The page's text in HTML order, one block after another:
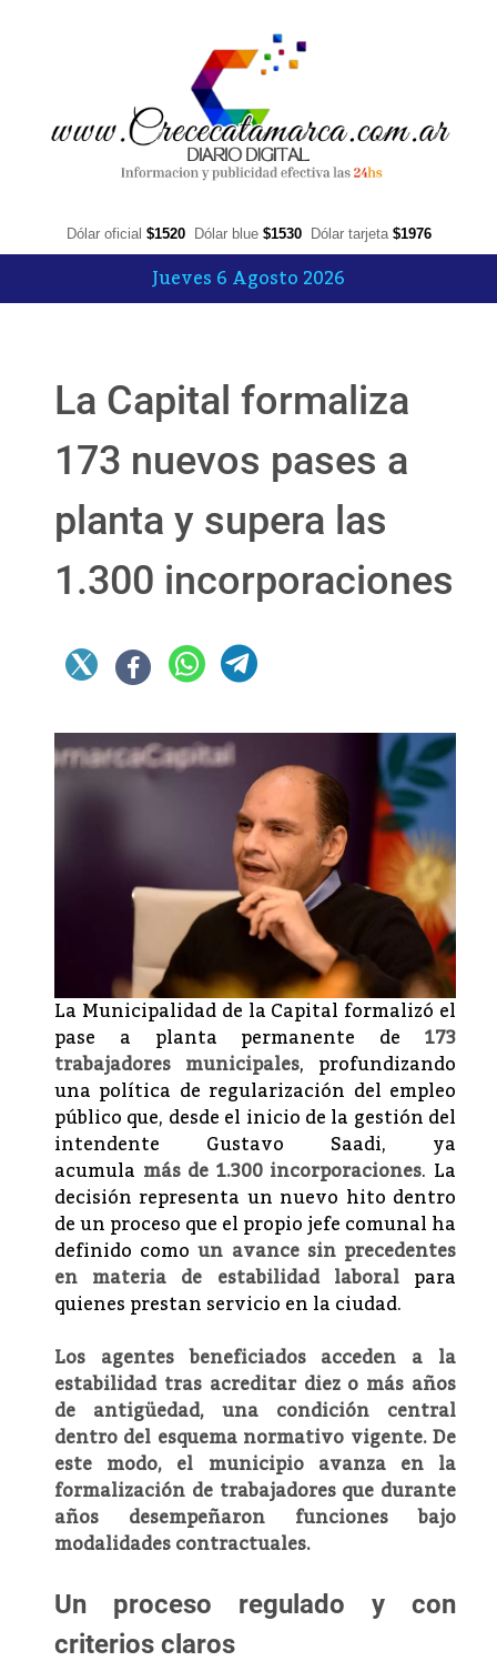
Dólar oficial $1520 Dólar blue $1530 Dólar tarjeta $1976
Jueves 6 Agosto 2026
La Capital formaliza
173 nuevos pases a
planta y supera las
1.300 incorporaciones
La Municipalidad de la Capital formalizó el
pase a planta permanente de 173
trabajadores municipales, profundizando
una política de regularización del empleo
público que, desde el inicio de la gestión del
intendente Gustavo Saadi, ya
acumula más de 1.300 incorporaciones. La
decisión representa un nuevo hito dentro
de un proceso que el propio jefe comunal ha
definido comoun avance sin precedentes
en materia de estabilidad laboralpara
quienes prestan servicio en la ciudad.
Los agentes beneficiados acceden a la
estabilidad tras acreditar diez o más años
de antigüedad, una condición central
dentro del esquema normativo vigente. De
este modo, el municipio avanza en la
formalización de trabajadores que durante
años desempeñaron funciones bajo
modalidades contractuales.
Un proceso regulado y con
criterios claros